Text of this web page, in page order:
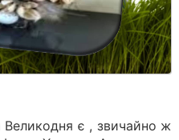
є , звичайно ж